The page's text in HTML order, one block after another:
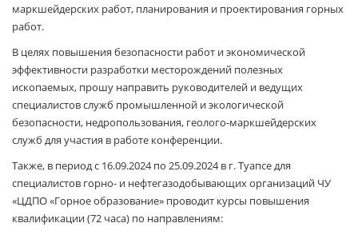
маркшейдерских работ, планирования и проектирования горных
работ.
В целях повышения безопасности работ и экономической
эффективности разработки месторождений полезных
ископаемых, прошу направить руководителей и ведущих
специалистов служб промышленной и экологической
безопасности, недропользования, геолого-маркшейдерских
служб для участия в работе конференции.
Также, в период с 16.09.2024 по 25.09.2024 в г. Туапсе для
специалистов горно- и нефтегазодобывающих организаций ЧУ
«ЦДПО «Горное образование» проводит курсы повышения
квалификации (72 часа) по направлениям: